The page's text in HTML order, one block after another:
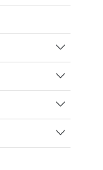
Vaihda
Vaihda
Vaihda
Vaihda